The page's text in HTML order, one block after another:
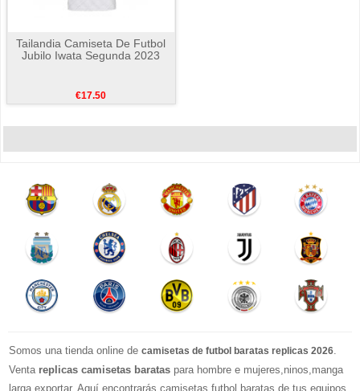
Tailandia Camiseta De Futbol
Jubilo Iwata Segunda 2023
€17.50
Somos una tienda online de camisetas de futbol baratas replicas 2026
Venta replicas camisetas baratas para hombre e mujeres,ninos,manga
larga exportar. Aquí encontrarás camisetas futbol baratas de tus equipos